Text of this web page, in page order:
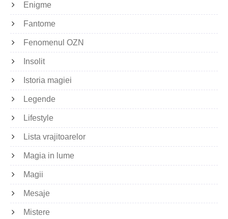
Enigme
Fantome
Fenomenul OZN
Insolit
Istoria magiei
Legende
Lifestyle
Lista vrajitoarelor
Magia in lume
Magii
Mesaje
Mistere